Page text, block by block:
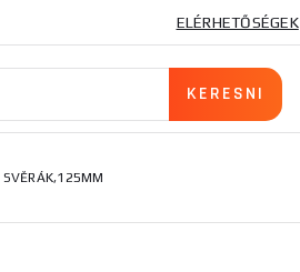
ELÉRHETŐSÉGEK
SVĚRÁK,125MM